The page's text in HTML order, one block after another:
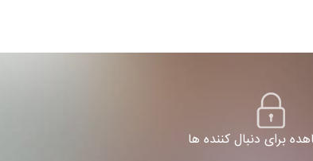
برای دنبال کننده ها